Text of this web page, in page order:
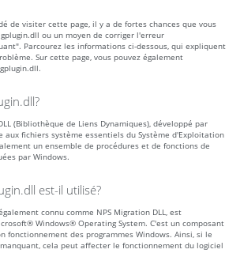
de visiter cette page, il y a de fortes chances que vous
ou un moyen de corriger l'erreur
Parcourez les informations ci-dessous, qui expliquent
Sur cette page, vous pouvez également
(Bibliothèque de Liens Dynamiques), développé par
aux fichiers système essentiels du Système d'Exploitation
un ensemble de procédures et de fonctions de
par Windows.
est-il utilisé?
connu comme NPS Migration DLL, est
Windows® Operating System. C'est un composant
fonctionnement des programmes Windows. Ainsi, si le
cela peut affecter le fonctionnement du logiciel